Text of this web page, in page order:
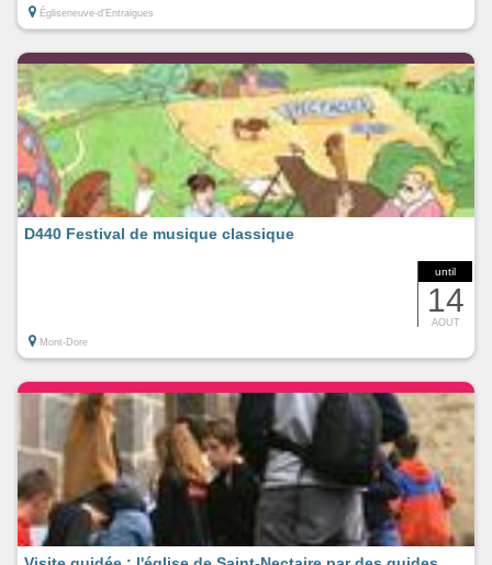
Égliseneuve-d'Entraigues
until
14
AOUT
D440 Festival de musique classique
Mont-Dore